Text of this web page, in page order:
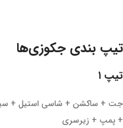
تیپ بندی جکوزی‌ها
تیپ ۱
جت + ساکشن + شاسی استیل +
+ پمپ + زیرسری